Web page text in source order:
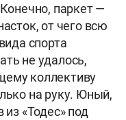
паркет —
от чего всю
спорта
не удалось,
коллективу
на руку. Юный,
«Тодес» под